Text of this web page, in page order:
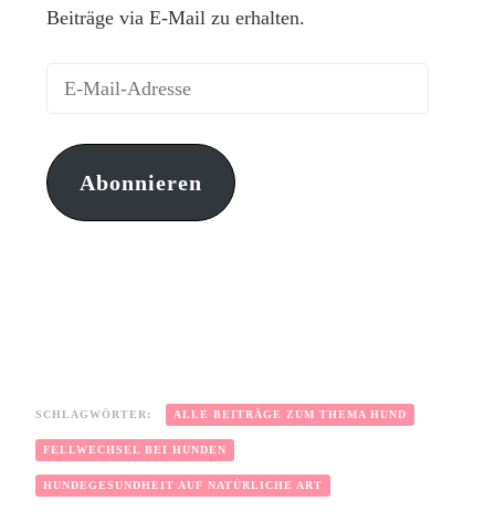
Beiträge via E-Mail zu erhalten.
Abonnieren
SCHLAGWÖRTER: ALLE BEITRÄGE ZUM THEMA HUND
FELLWECHSEL BEI HUNDEN
HUNDEGESUNDHEIT AUF NATÜRLICHE ART